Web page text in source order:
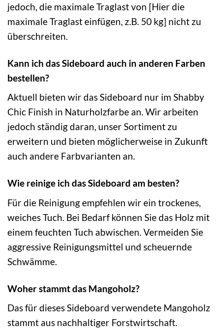
jedoch, die maximale Traglast von [Hier die
maximale Traglast einfügen, z.B. 50 kg] nicht zu
überschreiten.
Kann ich das Sideboard auch in anderen Farben
bestellen?
Aktuell bieten wir das Sideboard nur im Shabby
Chic Finish in Naturholzfarbe an. Wir arbeiten
jedoch ständig daran, unser Sortiment zu
erweitern und bieten möglicherweise in Zukunft
auch andere Farbvarianten an.
Wie reinige ich das Sideboard am besten?
Für die Reinigung empfehlen wir ein trockenes,
weiches Tuch. Bei Bedarf können Sie das Holz mit
einem feuchten Tuch abwischen. Vermeiden Sie
aggressive Reinigungsmittel und scheuernde
Schwämme.
Woher stammt das Mangoholz?
Das für dieses Sideboard verwendete Mangoholz
stammt aus nachhaltiger Forstwirtschaft.